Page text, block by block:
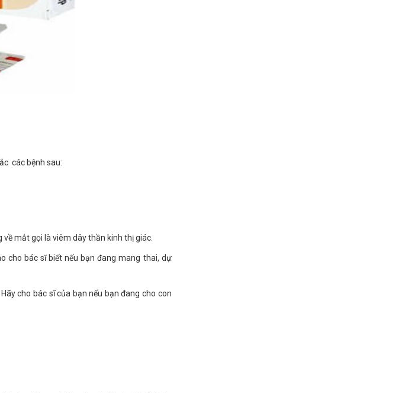
các bệnh sau:
mắt gọi là viêm dây thần kinh thị giác.
cho bác sĩ biết nếu bạn đang mang thai, dự
cho bác sĩ của bạn nếu bạn đang cho con